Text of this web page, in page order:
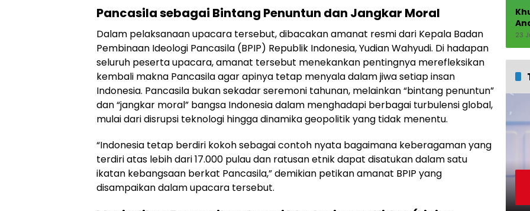
Pancasila sebagai Bintang Penuntun dan Jangkar Moral
Dalam pelaksanaan upacara tersebut, dibacakan amanat resmi dari Kepala Badan
Pembinaan Ideologi Pancasila (BPIP) Republik Indonesia, Yudian Wahyudi. Di hadapan
seluruh peserta upacara, amanat tersebut menekankan pentingnya merefleksikan
kembali makna Pancasila agar apinya tetap menyala dalam jiwa setiap insan
Indonesia. Pancasila bukan sekadar seremoni tahunan, melainkan “bintang penuntun”
dan “jangkar moral” bangsa Indonesia dalam menghadapi berbagai turbulensi global,
mulai dari disrupsi teknologi hingga dinamika geopolitik yang tidak menentu.
“Indonesia tetap berdiri kokoh sebagai contoh nyata bagaimana keberagaman yang
terdiri atas lebih dari 17.000 pulau dan ratusan etnik dapat disatukan dalam satu
ikatan kebangsaan berkat Pancasila,” demikian petikan amanat BPIP yang
disampaikan dalam upacara tersebut.
23